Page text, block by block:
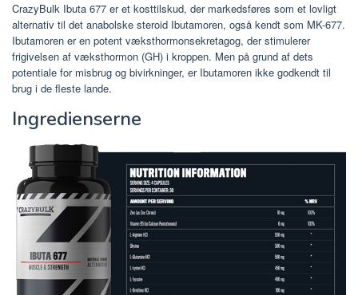
CrazyBulk Ibuta 677 er et kosttilskud, der markedsføres som et lovligt
alternativ til det anabolske steroid Ibutamoren, også kendt som MK-677.
Ibutamoren er en potent væksthormonsekretagog, der stimulerer
frigivelsen af ​​væksthormon (GH) i kroppen. Men på grund af dets
potentiale for misbrug og bivirkninger, er Ibutamoren ikke godkendt til
brug i de fleste lande.
Ingredienserne